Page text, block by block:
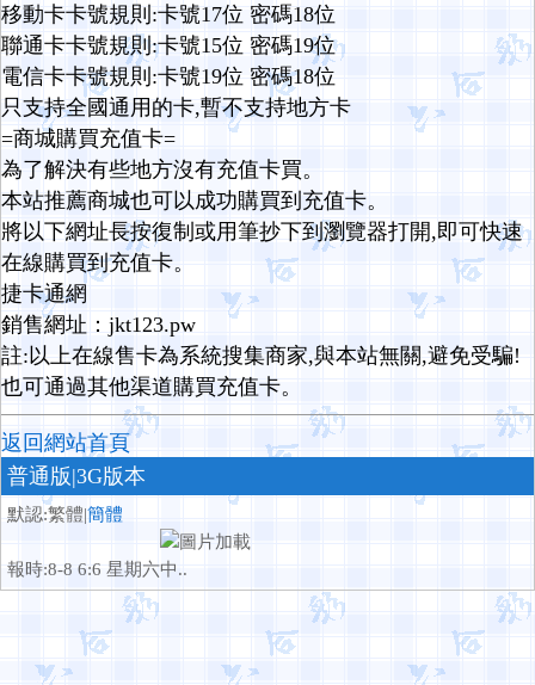
移動卡卡號規則:卡號17位 密碼18位
聯通卡卡號規則:卡號15位 密碼19位
電信卡卡號規則:卡號19位 密碼18位
只支持全國通用的卡,暫不支持地方卡
=商城購買充值卡=
為了解決有些地方沒有充值卡買。
本站推薦商城也可以成功購買到充值卡。
將以下網址長按復制或用筆抄下到瀏覽器打開,即可快速
在線購買到充值卡。
捷卡通網
銷售網址：jkt123.pw
註:以上在線售卡為系統搜集商家,與本站無關,避免受騙!
也可通過其他渠道購買充值卡。
返回網站首頁
普通版|3G版本
默認:繁體|簡體
報時:8-8 6:6 星期六